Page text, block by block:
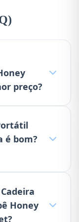
preço?
é bom?
Honey